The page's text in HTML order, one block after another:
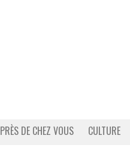
PRÈS DE CHEZ VOUS CULTURE